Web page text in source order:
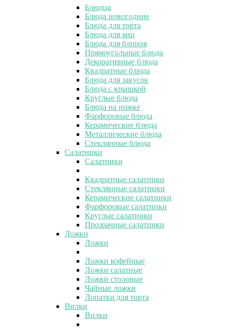
Блюдца
Блюда новогодние
Блюда для торта
Блюда для яиц
Блюда для блинов
Прямоугольные блюда
Декоративные блюда
Квадратные блюда
Блюда для закусок
Блюда с крышкой
Круглые блюда
Блюда на ножке
Фарфоровые блюда
Керамические блюда
Металлические блюда
Стеклянные блюда
Салатники
Салатники
Квадратные салатники
Стеклянные салатники
Керамические салатники
Фарфоровые салатники
Круглые салатники
Прозрачные салатники
Ложки
Ложки
Ложки кофейные
Ложки салатные
Ложки столовые
Чайные ложки
Лопатки для торта
Вилки
Вилки